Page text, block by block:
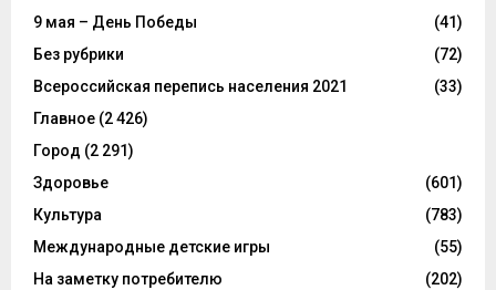
9 мая – День Победы
(41)
Без рубрики
(72)
Всероссийская перепись населения 2021
(33)
Главное (2 426)
Город (2 291)
Здоровье
(601)
Культура
(783)
Международные детские игры
(55)
На заметку потребителю
(202)